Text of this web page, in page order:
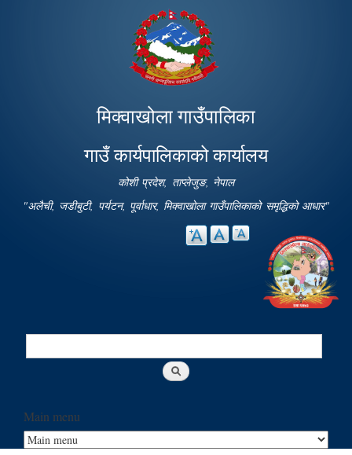
main
content
मिक्वाखोला गाउँपालिका
गाउँ कार्यपालिकाको कार्यालय
कोशी प्रदेश, ताप्लेजुङ, नेपाल
"अलैची, जडीबुटी, पर्यटन, पूर्वाधार, मिक्वाखोला गाउँपालिकाको समृद्धिको आधार"
Search
Main menu